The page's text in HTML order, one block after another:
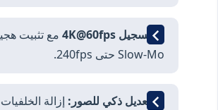
🎥 تسجيل 4K@60fps
مع تثبيت
Slow-Mo حتى 240fps.
🤖 تعديل ذكي للصور: إزالة